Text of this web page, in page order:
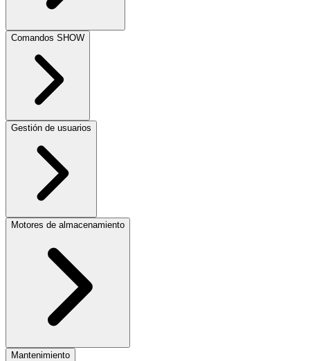
Comandos SHOW
Gestión de usuarios
Motores de almacenamiento
Mantenimiento